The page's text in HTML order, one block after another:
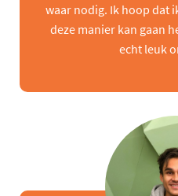
waar nodig. Ik hoop dat
deze manier kan gaan
echt leuk